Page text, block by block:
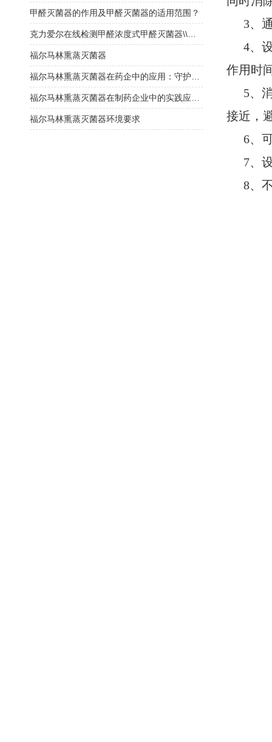
3、
4、
作用时
5、
接近，
6、
7、
8、
甲醛灭菌器的作用及甲醛灭菌器的适用范围？
福尔马林熏蒸灭菌器
福尔马林熏蒸灭菌器环境要求